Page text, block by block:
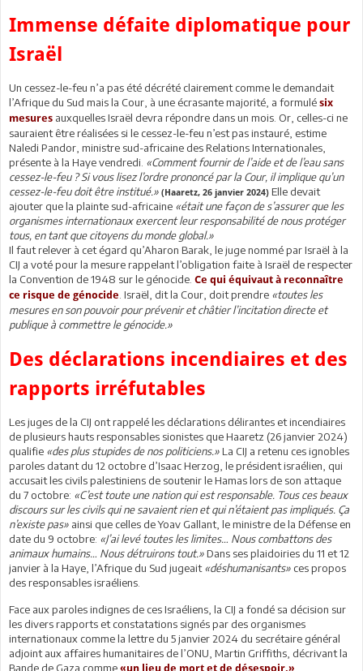
Immense défaite diplomatique pour
Israël
Un cessez-le-feu n’a pas été décrété clairement comme le demandait
l’Afrique du Sud mais la Cour, à une écrasante majorité, a formulé six
mesures auxquelles Israël devra répondre dans un mois. Or, celles-ci ne
sauraient être réalisées si le cessez-le-feu n’est pas instauré, estime
Naledi Pandor, ministre sud-africaine des Relations Internationales,
présente à la Haye vendredi. «Comment fournir de l’aide et de l’eau sans
cessez-le-feu ? Si vous lisez l’ordre prononcé par la Cour, il implique qu’un
cessez-le-feu doit être institué.» (Haaretz, 26 janvier 2024) Elle devait
ajouter que la plainte sud-africaine «était une façon de s’assurer que les
organismes internationaux exercent leur responsabilité de nous protéger
tous, en tant que citoyens du monde global.»
Il faut relever à cet égard qu’Aharon Barak, le juge nommé par Israël à la
CIJ a voté pour la mesure rappelant l’obligation faite à Israël de respecter
la Convention de 1948 sur le génocide. Ce qui équivaut à reconnaître
ce risque de génocide . Israël, dit la Cour, doit prendre «toutes les
mesures en son pouvoir pour prévenir et châtier l’incitation directe et
publique à commettre le génocide.»
Des déclarations incendiaires et des
rapports irréfutables
Les juges de la CIJ ont rappelé les déclarations délirantes et incendiaires
de plusieurs hauts responsables sionistes que Haaretz (26 janvier 2024)
qualifie «des plus stupides de nos politiciens.»La CIJ a retenu ces ignobles
paroles datant du 12 octobre d’Isaac Herzog, le président israélien, qui
accusait les civils palestiniens de soutenir le Hamas lors de son attaque
du 7 octobre: «C’est toute une nation qui est responsable. Tous ces beaux
discours sur les civils qui ne savaient rien et qui n’étaient pas impliqués. Ça
n’existe pas» ainsi que celles de Yoav Gallant, le ministre de la Défense en
date du 9 octobre: «J’ai levé toutes les limites… Nous combattons des
animaux humains… Nous détruirons tout.»Dans ses plaidoiries du 11 et 12
janvier à la Haye, l’Afrique du Sud jugeait«déshumanisants» ces propos
des responsables israéliens.
Face aux paroles indignes de ces Israéliens, la CIJ a fondé sa décision sur
les divers rapports et constatations signés par des organismes
internationaux comme la lettre du 5 janvier 2024 du secrétaire général
adjoint aux affaires humanitaires de l’ONU, Martin Griffiths, décrivant la
Bande de Gaza comme «un lieu de mort et de désespoir.»